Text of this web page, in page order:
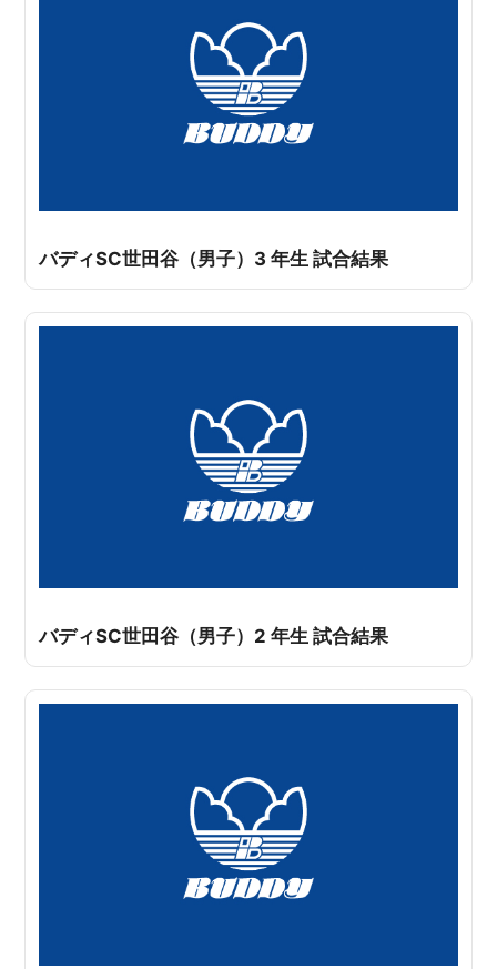
バディSC世田谷（男子）3 年生 試合結果
バディSC世田谷（男子）2 年生 試合結果